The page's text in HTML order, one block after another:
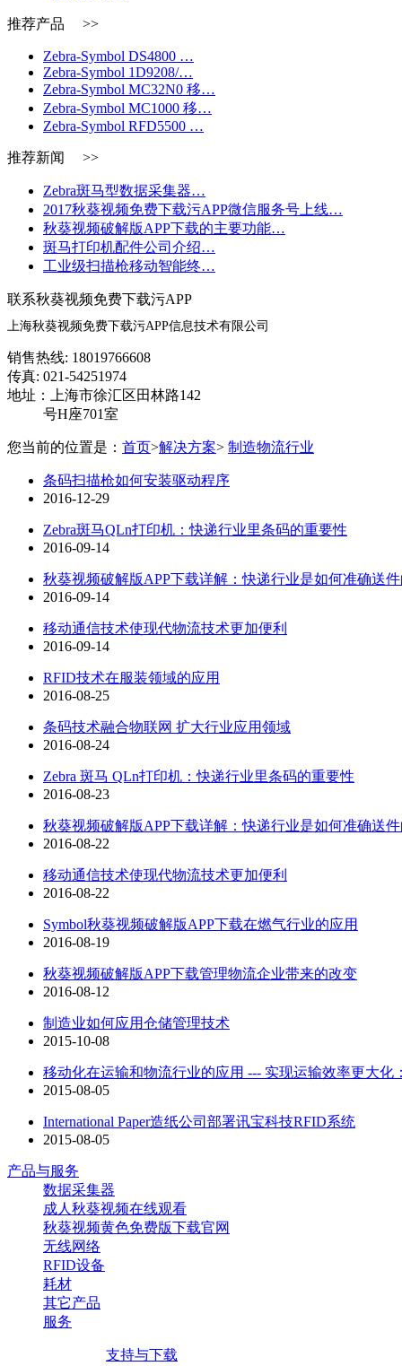
推荐产品 >>
Zebra-Symbol DS4800 …
Zebra-Symbol 1D9208/…
Zebra-Symbol MC32N0 移…
Zebra-Symbol MC1000 移…
Zebra-Symbol RFD5500 …
推荐新闻 >>
Zebra斑马型数据采集器…
2017秋葵视频免费下载污APP微信服务号上线…
秋葵视频破解版APP下载的主要功能…
斑马打印机配件公司介绍…
工业级扫描枪移动智能终…
联系秋葵视频免费下载污APP
上海秋葵视频免费下载污APP信息技术有限公司
销售热线: 18019766608
传真: 021-54251974
地址：上海市徐汇区田林路142
号H座701室
您当前的位置是： 首页>解决方案> 制造物流行业
条码扫描枪如何安装驱动程序
2016-12-29
Zebra斑马QLn打印机：快递行业里条码的重要性
2016-09-14
秋葵视频破解版APP下载详解：快递行业是如何准确送件的
2016-09-14
移动通信技术使现代物流技术更加便利
2016-09-14
RFID技术在服装领域的应用
2016-08-25
条码技术融合物联网 扩大行业应用领域
2016-08-24
Zebra 斑马 QLn打印机：快递行业里条码的重要性
2016-08-23
秋葵视频破解版APP下载详解：快递行业是如何准确送件的
2016-08-22
移动通信技术使现代物流技术更加便利
2016-08-22
Symbol秋葵视频破解版APP下载在燃气行业的应用
2016-08-19
秋葵视频破解版APP下载管理物流企业带来的改变
2016-08-12
制造业如何应用仓储管理技术
2015-10-08
移动化在运输和物流行业的应用 --- 实现运输效率更大化
2015-08-05
International Paper造纸公司部署讯宝科技RFID系统
2015-08-05
产品与服务
数据采集器
成人秋葵视频在线观看
秋葵视频黄色免费版下载官网
无线网络
RFID设备
耗材
其它产品
服务
支持与下载